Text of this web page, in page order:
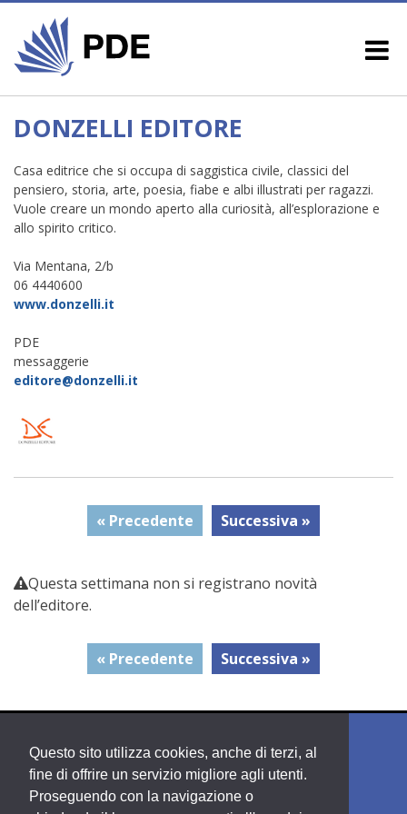
Questo sito utilizza cookies, anche di terzi, al
fine di offrire un servizio migliore agli utenti.
Proseguendo con la navigazione o
DONZELLI EDITORE
Casa editrice che si occupa di saggistica civile, classici del
pensiero, storia, arte, poesia, fiabe e albi illustrati per ragazzi.
Vuole creare un mondo aperto alla curiosità, all’esplorazione e
allo spirito critico.
Via Mentana, 2/b
06 4440600
www.donzelli.it
PDE
messaggerie
editore@donzelli.it
« Precedente Successiva »
Questa settimana non si registrano novità
dell’editore.
« Precedente Successiva »